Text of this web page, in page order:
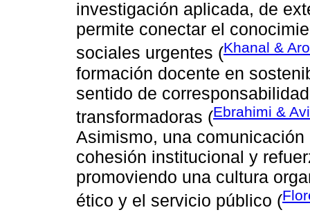
investigación aplicada, de
permite conectar el
sociales urgentes (Khanal &
formación docente en
sentido de
transformadoras (Ebrahimi &
Asimismo, una
cohesión institucional y
promoviendo una cultura
ético y el servicio público (